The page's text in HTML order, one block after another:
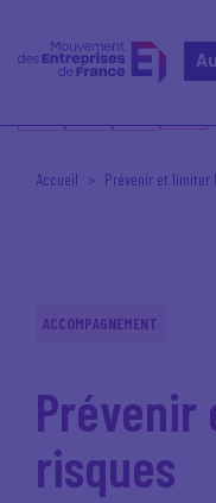
Accueil Prévenir et limiter
ACCOMPAGNEMENT
risques